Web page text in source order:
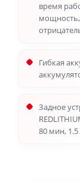
время
мощность,
Гибкая
Задное
80 мин,